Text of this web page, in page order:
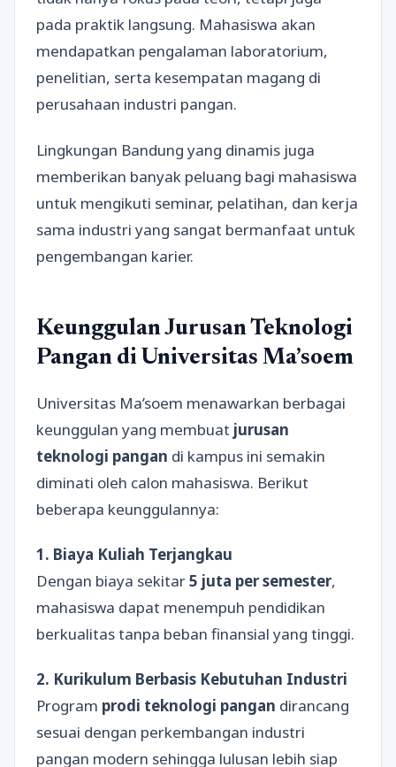
pada praktik langsung. Mahasiswa akan
mendapatkan pengalaman laboratorium,
penelitian, serta kesempatan magang di
perusahaan industri pangan.
Lingkungan Bandung yang dinamis juga
memberikan banyak peluang bagi mahasiswa
untuk mengikuti seminar, pelatihan, dan kerja
sama industri yang sangat bermanfaat untuk
pengembangan karier.
Keunggulan Jurusan Teknologi
Pangan di Universitas Ma’soem
Universitas Ma’soem menawarkan berbagai
keunggulan yang membuat jurusan
teknologi pangan di kampus ini semakin
diminati oleh calon mahasiswa. Berikut
beberapa keunggulannya:
1. Biaya Kuliah Terjangkau
Dengan biaya sekitar5 juta per semester,
mahasiswa dapat menempuh pendidikan
berkualitas tanpa beban finansial yang tinggi.
2. Kurikulum Berbasis Kebutuhan Industri
Program prodi teknologi pangan dirancang
sesuai dengan perkembangan industri
pangan modern sehingga lulusan lebih siap